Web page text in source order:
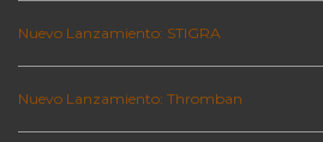
Nuevo Lanzamiento: STIGRA
Nuevo Lanzamiento: Thromban